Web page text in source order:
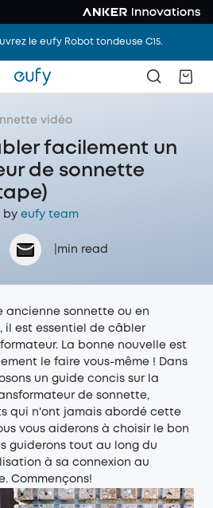
le eufy Robot tondeuse C15.
vidéo
facilement un
de sonnette
by eufy team
min read
ancienne sonnette ou en
il est essentiel de câbler
La bonne nouvelle est
le faire vous-même ! Dans
un guide concis sur la
de sonnette,
qui n'ont jamais abordé cette
vous aiderons à choisir le bon
guiderons tout au long du
à sa connexion au
Commençons!